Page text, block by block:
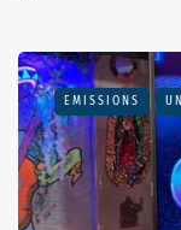
EMISSIONS